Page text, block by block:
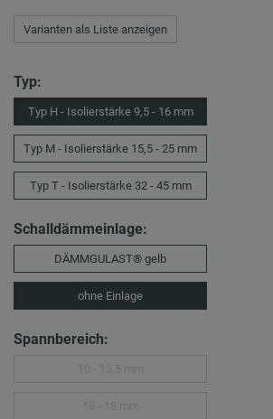
Varianten als Liste anzeigen
Typ:
Typ H - Isolierstärke 9,5 - 16 mm
Typ M - Isolierstärke 15,5 - 25 mm
Typ T - Isolierstärke 32 - 45 mm
Schalldämmeinlage:
DÄMMGULAST® gelb
ohne Einlage
Spannbereich: